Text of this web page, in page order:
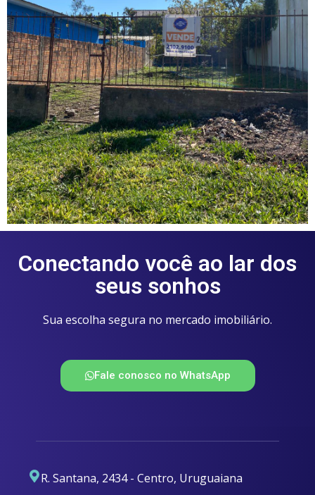
Conectando você ao lar dos
seus sonhos
Sua escolha segura no mercado imobiliário.
Fale conosco no WhatsApp
R. Santana, 2434 - Centro, Uruguaiana